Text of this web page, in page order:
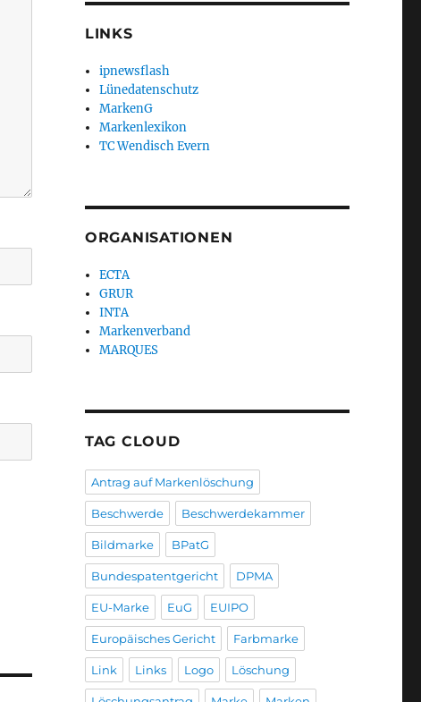
LINKS
ipnewsflash
Lünedatenschutz
MarkenG
Markenlexikon
TC Wendisch Evern
ORGANISATIONEN
ECTA
GRUR
INTA
Markenverband
MARQUES
TAG CLOUD
Antrag auf Markenlöschung
Beschwerde Beschwerdekammer
Bildmarke BPatG
Bundespatentgericht DPMA
EU-Marke EuG EUIPO
Europäisches Gericht Farbmarke
Link Links Logo Löschung